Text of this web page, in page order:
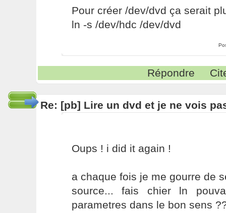
Pour créer /dev/dvd ça serait
ln -s /dev/hdc /dev/dvd
Répondre
Re: [pb] Lire un dvd et je ne vois
Oups ! i did it again !
a chaque fois je me gourre de
source... fais chier ln
parametres dans le bon sens